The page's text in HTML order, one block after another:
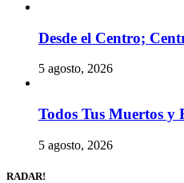
Desde el Centro;
5 agosto, 2026
Todos Tus Muertos
5 agosto, 2026
RADAR!